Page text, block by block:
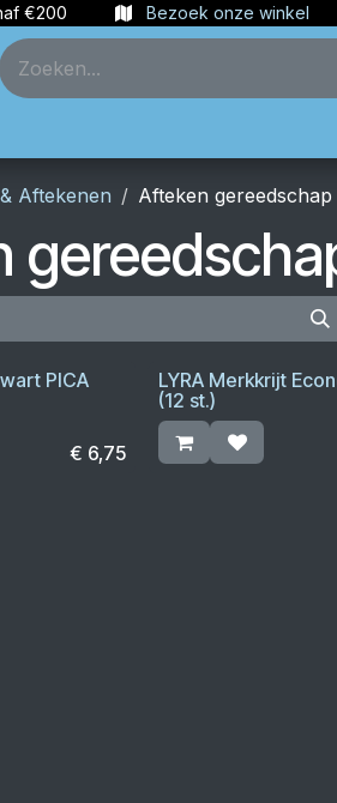
€200 Bezoek onze winkel
Aftekenen Afteken gereedschap
PICA
€ 6,75
LYRA Merkkrijt
(12 st.)